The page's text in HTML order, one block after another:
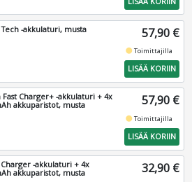
Tech -akkulaturi, musta 57,90 €
fiber_manual_recordToimittajilla
LISÄÄ KORIIN
Fast Charger+ -akkulaturi + 4x
akkuparistot, musta
57,90 €
fiber_manual_recordToimittajilla
LISÄÄ KORIIN
Charger -akkulaturi + 4x
akkuparistot, musta
32,90 €